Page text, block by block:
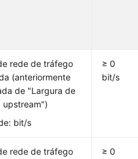
rede de tráfego
(anteriormente
de "Largura de
upstream")
bit/s
≥ 0
bit/s
rede de tráfego
≥ 0